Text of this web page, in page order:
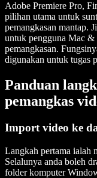
Adobe Premiere Pro,
pilihan utama untuk
pemangkasan mantap.
untuk pengguna Mac
pemangkasan.
digunakan untuk tugas
Panduan
pemangkas
Import video ke
Langkah pertama ialah
Selalunya anda boleh
folder komputer